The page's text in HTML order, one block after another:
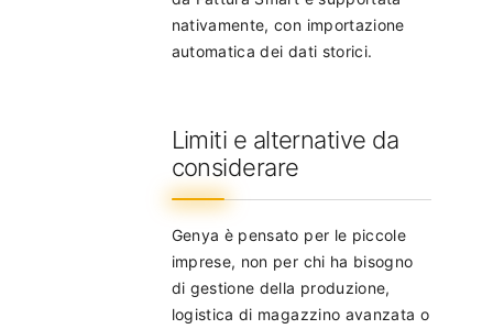
nativamente, con importazione
automatica dei dati storici.
Limiti e alternative da
considerare
Genya è pensato per le piccole
imprese, non per chi ha bisogno
di gestione della produzione,
logistica di magazzino avanzata o